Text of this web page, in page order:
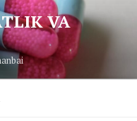
VA